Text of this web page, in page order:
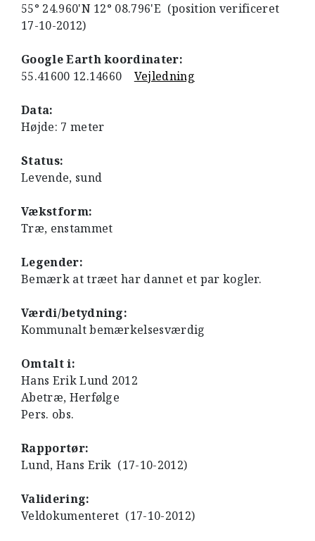
55° 24.960'N 12° 08.796'E (position verificeret
17-10-2012)
Google Earth koordinater:
55.41600 12.14660 Vejledning
Data:
Højde: 7 meter
Status:
Levende, sund
Vækstform:
Træ, enstammet
Legender:
Bemærk at træet har dannet et par kogler.
Værdi/betydning:
Kommunalt bemærkelsesværdig
Omtalt i:
Hans Erik Lund 2012
Abetræ, Herfølge
Pers. obs.
Rapportør:
Lund, Hans Erik (17-10-2012)
Validering:
Veldokumenteret (17-10-2012)